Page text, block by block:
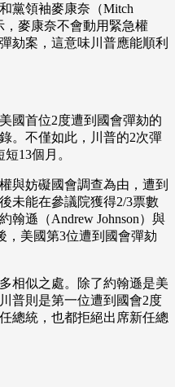
黨領袖麥康奈（Mitch
，麥康奈不會動用緊急權
劾案，這意味川普應能順利
國首位2度遭到國會彈劾的
。不僅如此，川普的2次彈
13個月。
與妨礙國會調查為由，遭到
未能在參議院獲得2/3票數
翰遜（Andrew Johnson）與
，美國第3位遭到國會彈劾
相似之處。除了約翰遜是美
普則是第一位遭到國會2度
總統，也都拒絕出席新任總